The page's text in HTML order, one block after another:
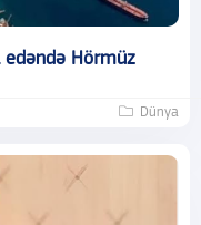
edəndə Hörmüz
Dünya